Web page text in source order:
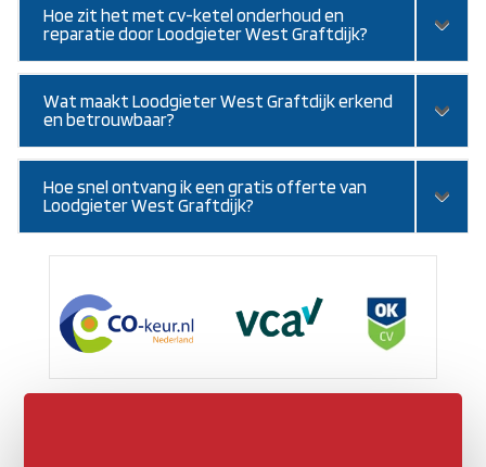
Hoe zit het met cv-ketel onderhoud en
reparatie door Loodgieter West Graftdijk?
Wat maakt Loodgieter West Graftdijk erkend
en betrouwbaar?
Hoe snel ontvang ik een gratis offerte van
Loodgieter West Graftdijk?